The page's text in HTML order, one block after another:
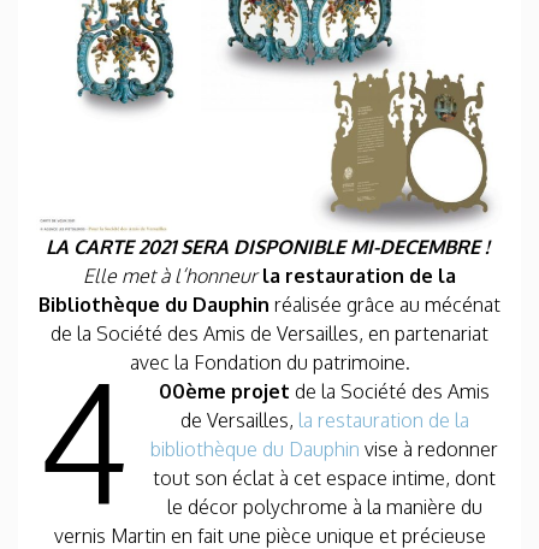
LA CARTE 2021 SERA DISPONIBLE MI-DECEMBRE !
Elle met à l’honneur la restauration de la
Bibliothèque du Dauphin réalisée grâce au mécénat
de la Société des Amis de Versailles, en partenariat
avec la Fondation du patrimoine.
4 00ème projet de la Société des Amis
de Versailles, la restauration de la
bibliothèque du Dauphin vise à redonner
tout son éclat à cet espace intime, dont
le décor polychrome à la manière du
vernis Martin en fait une pièce unique et précieuse